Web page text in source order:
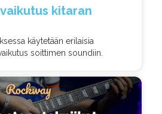
kitaran
käytetään erilaisia
soittimen soundiin.